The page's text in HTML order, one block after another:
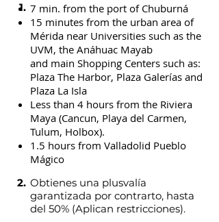
1. 7 min. from the port of Chuburná
15 minutes from the urban area of
Mérida near Universities such as the
UVM, the Anáhuac Mayab
and main Shopping Centers such as:
Plaza The Harbor, Plaza Galerías and
Plaza La Isla
Less than 4 hours from the Riviera
Maya (Cancun, Playa del Carmen,
Tulum, Holbox).
1.5 hours from Valladolid Pueblo
Mágico
2. Obtienes una plusvalía
garantizada por contrarto, hasta
del 50% (Aplican restricciones).